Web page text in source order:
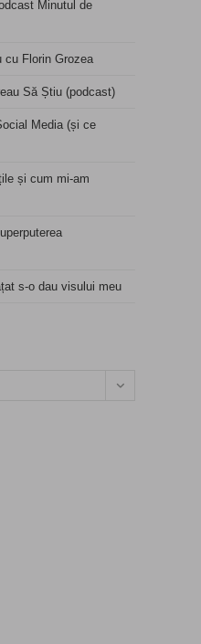
Minutul de
cu Florin Grozea
Să Știu (podcast)
Media (și ce
și cum mi-am
s-o dau visului meu